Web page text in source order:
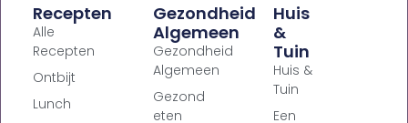
Recepten
Alle
Recepten
Ontbijt
Lunch
Gezondheid
Algemeen
Gezondheid
Algemeen
Gezond
eten
Huis
&
Tuin
Huis &
Tuin
Een